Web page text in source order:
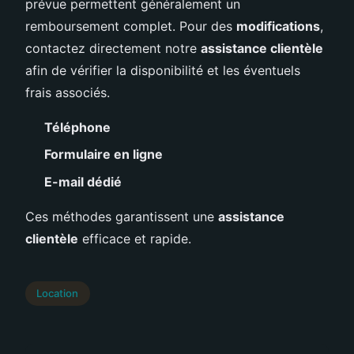
prévue permettent généralement un
remboursement complet. Pour des modifications,
contactez directement notre assistance clientèle
afin de vérifier la disponibilité et les éventuels
frais associés.
Téléphone
Formulaire en ligne
E-mail dédié
Ces méthodes garantissent une assistance
clientèle efficace et rapide.
Location